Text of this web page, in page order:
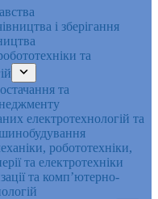
і зберігання
та
та
електротехнологій та
робототехніки,
та електротехніки
та комп’ютерно-